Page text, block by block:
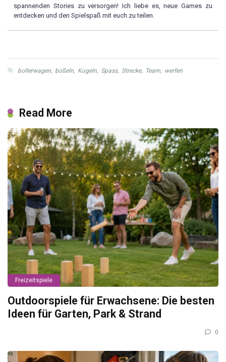
spannenden Stories zu versorgen! Ich liebe es, neue Games zu
entdecken und den Spielspaß mit euch zu teilen.
bollerwagen, boßeln, Kugeln, Spass, Strecke, Team, werfen
Read More
Freizeitspiele
Outdoorspiele für Erwachsene: Die besten
Ideen für Garten, Park & Strand
0